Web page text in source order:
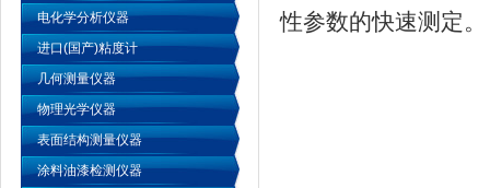
电化学分析仪器
进口(国产)粘度计
几何测量仪器
物理光学仪器
表面结构测量仪器
涂料油漆检测仪器
性参数的快速测定。